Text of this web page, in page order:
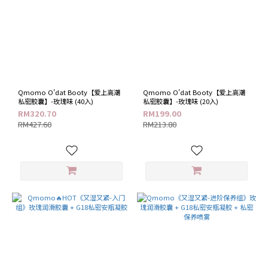
Qmomo O'dat Booty【爱上高潮
私密胶囊】-玫瑰味 (40入)
RM320.70
RM427.60
Qmomo O'dat Booty【爱上高潮
私密胶囊】-玫瑰味 (20入)
RM199.00
RM213.80